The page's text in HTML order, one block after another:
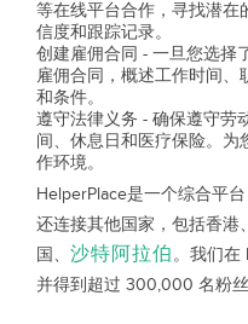
等在线平台合作，寻找潜在
信度和跟踪记录。
创建雇佣合同 - 一旦您选择
雇佣合同，概述工作时间
和条件。
遵守法律义务 - 确保遵守劳
间、休息日和医疗保险。为
作环境。
HelperPlace是一个综合平
还连接其他国家，包括香港
国、 沙特阿拉伯。我们在
并得到超过 300,000 名粉丝